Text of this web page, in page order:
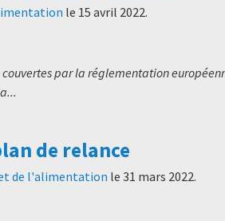
le 15 avril 2022.
par la réglementation
de relance
de l'alimentation le 31 mars 2022.